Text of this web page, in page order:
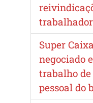
Super
negociado
trabalho de
pessoal do